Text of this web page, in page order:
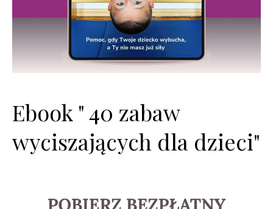
Ebook " 40 zabaw
wyciszających dla dzieci"